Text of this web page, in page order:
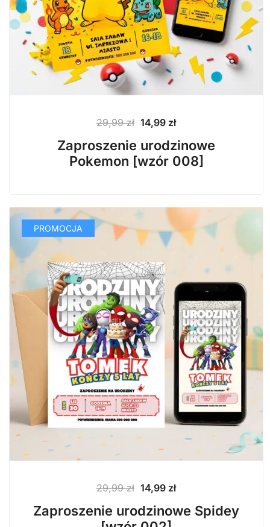
29,99zł Pierwotna
wynosiła:
29,99 zł.
14,99 złAktualna
cena
wynosi:
14,99 zł.
Zaproszenie urodzinowe
Pokemon [wzór 008]
PROMOCJA
29,99zł Pierwotna
cena
wynosiła:
14,99 złAktualna
cena
wynosi:
Zaproszenie urodzinowe Spidey